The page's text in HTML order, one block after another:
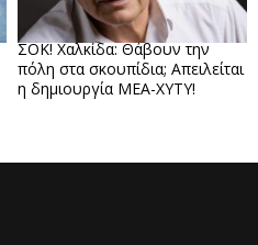
ΣΟΚ! Χαλκίδα: Θάβουν την
πόλη στα σκουπίδια; Απειλείται
η δημιουργία ΜΕΑ-ΧΥΤΥ!